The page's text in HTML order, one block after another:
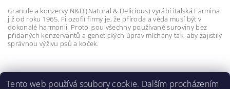
Granule a konzervy N&D (Natural & Delicious) vyrábí italská Farmina
již od roku 1965. Filozofií firmy je, že příroda a věda musí být v
dokonalé harmonii. Proto jsou všechny používané suroviny bez
přidaných konzervantů a genetických úprav míchány tak, aby zajistily
správnou výživu psů a koček.
Tento web používá soubory cookie. Dalším procházením